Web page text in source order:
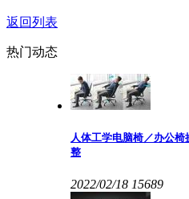
返回列表
热门动态
人体工学电脑椅／办公
整
2022/02/18 15689